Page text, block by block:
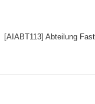
[AIABT113] Abteilung